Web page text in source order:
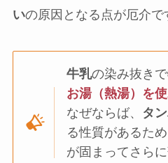
いの原因となる点が厄介で
牛乳の染み抜き
お湯（熱湯）を
なぜならば、 タ
る性質があるた
が固まってさら